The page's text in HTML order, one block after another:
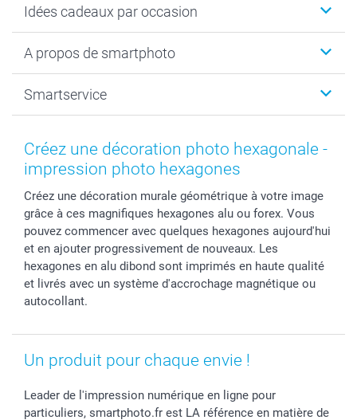
Calendrier photo & Agenda photo
Tirage photo & agrandissement
Faire-part & Cartes
Coques smartphone
Stickers & Etiquettes
Dénicheur d'idées cadeau
Idées cadeaux par occasion
Anniversaire
Naissance & baptême
Fête des Mères
Fête des Pères
Baptême
Toussaint
Rentrée des classes
Saint-Valentin
Vacances
A propos de smartphoto
Plan du site
Droit de rétraction
Plaintes
Gestion des cookies
Tarifs
Partenariats & Influence
Investisseurs
Smartservice
Aide
smartbonus
Livraison
Modes de paiement
Grandes quantités
Statut de ma commande
Créez une décoration photo hexagonale -
impression photo hexagones
Créez une décoration murale géométrique à votre image
grâce à ces magnifiques hexagones alu ou forex. Vous
pouvez commencer avec quelques hexagones aujourd'hui
et en ajouter progressivement de nouveaux. Les
hexagones en alu dibond sont imprimés en haute qualité
et livrés avec un système d'accrochage magnétique ou
autocollant.
Un produit pour chaque envie !
Leader de l'impression numérique en ligne pour
particuliers, smartphoto.fr est LA référence en matière de